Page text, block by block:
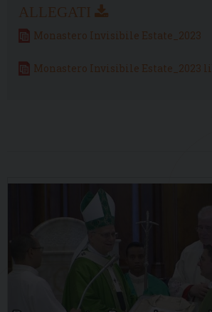
Monastero Invisibile Estate_2023
Monastero Invisibile Estate_2023